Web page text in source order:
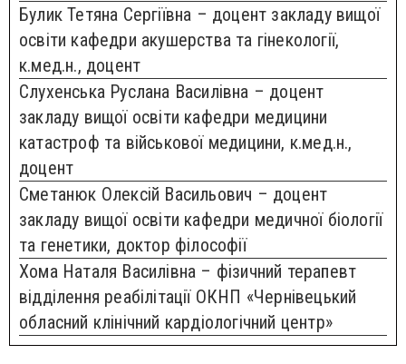
Булик Тетяна Сергіївна – доцент закладу вищої
освіти кафедри акушерства та гінекології,
к.мед.н., доцент
Слухенська Руслана Василівна – доцент
закладу вищої освіти кафедри медицини
катастроф та військової медицини, к.мед.н.,
доцент
Сметанюк Олексій Васильович – доцент
закладу вищої освіти кафедри медичної біології
та генетики, доктор філософії
Хома Наталя Василівна – фізичний терапевт
відділення реабілітації ОКНП «Чернівецький
обласний клінічний кардіологічний центр»